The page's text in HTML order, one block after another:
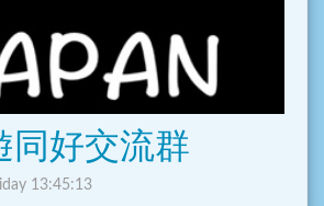
同好交流群
13:45:13